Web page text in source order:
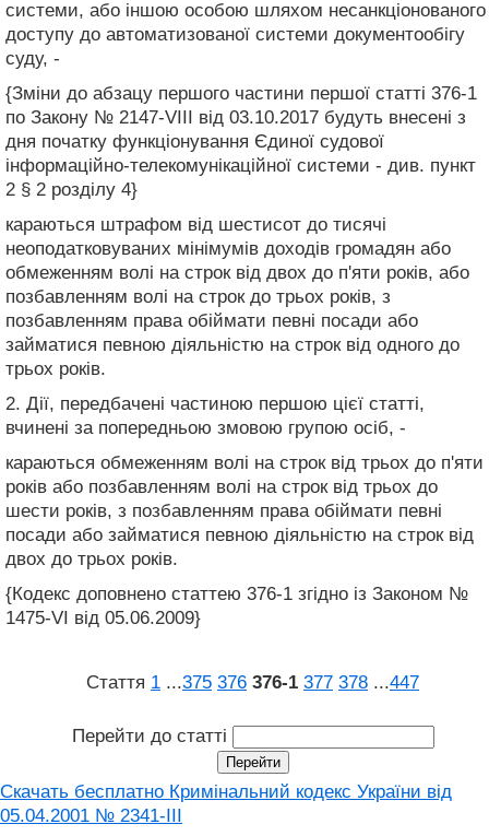
системи, або іншою особою шляхом несанкціонованого
доступу до автоматизованої системи документообігу
суду, -
{Зміни до абзацу першого частини першої статті 376-1
по Закону № 2147-VIII від 03.10.2017 будуть внесені з
дня початку функціонування Єдиної судової
інформаційно-телекомунікаційної системи - див. пункт
2 § 2 розділу 4}
караються штрафом від шестисот до тисячі
неоподатковуваних мінімумів доходів громадян або
обмеженням волі на строк від двох до п'яти років, або
позбавленням волі на строк до трьох років, з
позбавленням права обіймати певні посади або
займатися певною діяльністю на строк від одного до
трьох років.
2. Дії, передбачені частиною першою цієї статті,
вчинені за попередньою змовою групою осіб, -
караються обмеженням волі на строк від трьох до п'яти
років або позбавленням волі на строк від трьох до
шести років, з позбавленням права обіймати певні
посади або займатися певною діяльністю на строк від
двох до трьох років.
{Кодекс доповнено статтею 376-1 згідно із Законом №
1475-VI від 05.06.2009}
Стаття 1 ...375 376 376‑1 377 378 ...447
Перейти до статті
Скачать бесплатно Кримінальний кодекс України від
05.04.2001 № 2341-III